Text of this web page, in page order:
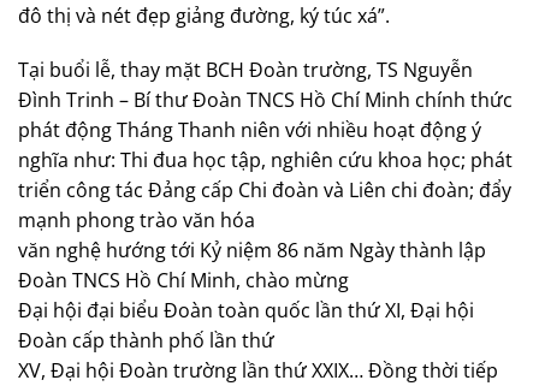
đô thị và nét đẹp giảng đường, ký túc xá”.
Tại buổi lễ, thay mặt BCH Đoàn trường, TS Nguyễn
Đình Trinh – Bí thư Đoàn TNCS Hồ Chí Minh chính thức
phát động Tháng Thanh niên với nhiều hoạt động ý
nghĩa như: Thi đua học tập, nghiên cứu khoa học; phát
triển công tác Đảng cấp Chi đoàn và Liên chi đoàn; đẩy
mạnh phong trào văn hóa
văn nghệ hướng tới Kỷ niệm 86 năm Ngày thành lập
Đoàn TNCS Hồ Chí Minh, chào mừng
Đại hội đại biểu Đoàn toàn quốc lần thứ XI, Đại hội
Đoàn cấp thành phố lần thứ
XV, Đại hội Đoàn trường lần thứ XXIX… Đồng thời tiếp